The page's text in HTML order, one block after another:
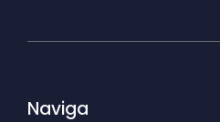
Naviga